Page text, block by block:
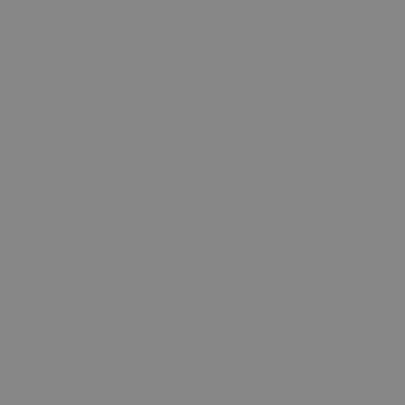
di analisi dei
consenso sui
banner dei cookie
le scelte
loro interazione
visitatore
sulla privacy,
onorate nelle
la nuova